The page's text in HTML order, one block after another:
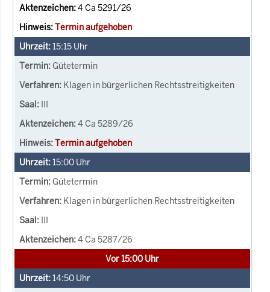
4 Ca 5291/26
Termin aufgehoben
15:15 Uhr
Gütetermin
Klagen in bürgerlichen Rechtsstreitigkeiten
III
4 Ca 5289/26
Termin aufgehoben
15:00 Uhr
Gütetermin
Klagen in bürgerlichen Rechtsstreitigkeiten
III
4 Ca 5287/26
Vor 15:00 Uhr
14:50 Uhr